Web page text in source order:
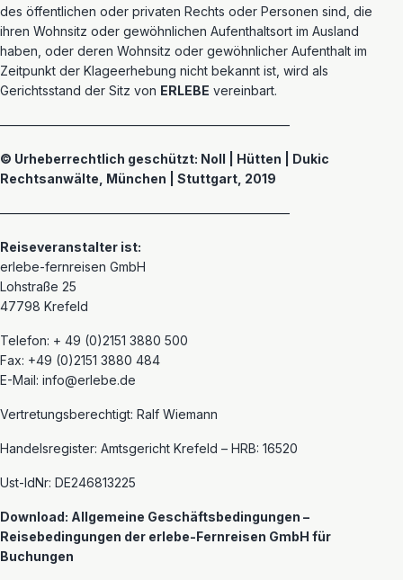
des öffentlichen oder privaten Rechts oder Personen sind, die
ihren Wohnsitz oder gewöhnlichen Aufenthaltsort im Ausland
haben, oder deren Wohnsitz oder gewöhnlicher Aufenthalt im
Zeitpunkt der Klageerhebung nicht bekannt ist, wird als
Gerichtsstand der Sitz von ERLEBE vereinbart.
———————————————————————
© Urheberrechtlich geschützt: Noll | Hütten | Dukic
Rechtsanwälte, München | Stuttgart, 2019
———————————————————————
Reiseveranstalter ist:
erlebe-fernreisen GmbH
Lohstraße 25
47798 Krefeld
Telefon: + 49 (0)2151 3880 500
Fax: +49 (0)2151 3880 484
E-Mail: info@erlebe.de
Vertretungsberechtigt: Ralf Wiemann
Handelsregister: Amtsgericht Krefeld – HRB: 16520
Ust-IdNr: DE246813225
Download: Allgemeine Geschäftsbedingungen –
Reisebedingungen der erlebe-Fernreisen GmbH für
Buchungen